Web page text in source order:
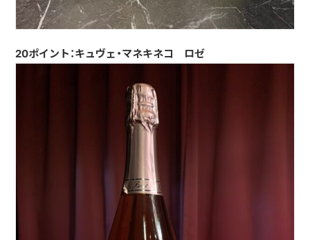
20ポイント：キュヴェ・マネキネコ ロゼ